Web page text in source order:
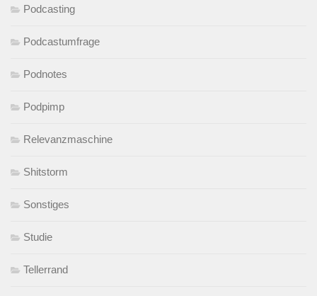
Podcasting
Podcastumfrage
Podnotes
Podpimp
Relevanzmaschine
Shitstorm
Sonstiges
Studie
Tellerrand